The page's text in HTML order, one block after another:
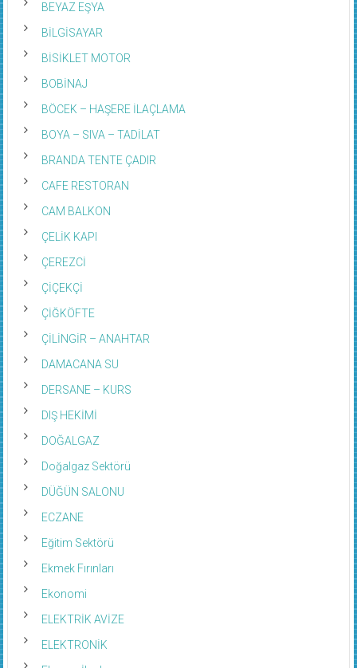
BEYAZ EŞYA
BİLGİSAYAR
BİSİKLET MOTOR
BOBİNAJ
BÖCEK – HAŞERE İLAÇLAMA
BOYA – SIVA – TADİLAT
BRANDA TENTE ÇADIR
CAFE RESTORAN
CAM BALKON
ÇELİK KAPI
ÇEREZCİ
ÇİÇEKÇİ
ÇİĞKÖFTE
ÇİLİNGİR – ANAHTAR
DAMACANA SU
DERSANE – KURS
DIŞ HEKİMİ
DOĞALGAZ
Doğalgaz Sektörü
DÜĞÜN SALONU
ECZANE
Eğitim Sektörü
Ekmek Fırınları
Ekonomi
ELEKTRİK AVİZE
ELEKTRONİK